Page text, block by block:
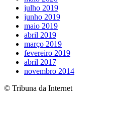
julho 2019
junho 2019
maio 2019
abril 2019
março 2019
fevereiro 2019
abril 2017
novembro 2014
© Tribuna da Internet